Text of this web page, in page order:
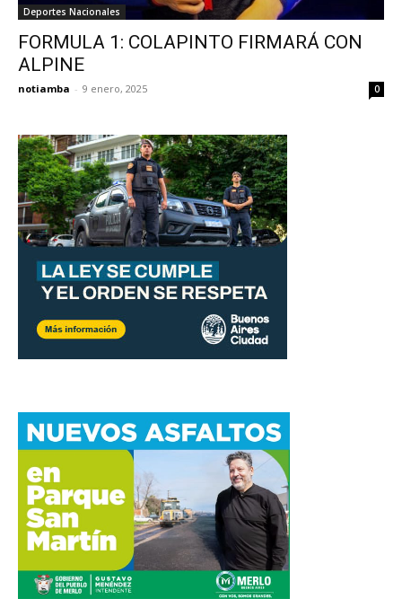
Deportes Nacionales
FORMULA 1: COLAPINTO FIRMARÁ CON
ALPINE
notiamba - 9 enero, 2025 0